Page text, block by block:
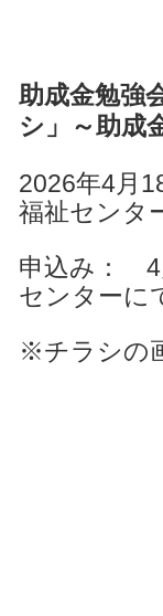
助成金勉強
シ」
～助成
2026年4月
福祉セン
申込み： 4
センターに
※チラシの